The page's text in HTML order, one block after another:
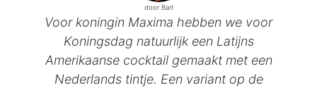
door Bart
Voor koningin Maxima hebben we voor
Koningsdag natuurlijk een Latijns
Amerikaanse cocktail gemaakt met een
Nederlands tintje. Een variant op de